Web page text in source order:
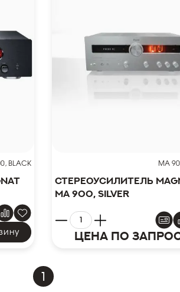
BLACK MA
Стереоусилитель
MA 900, silver
Цена по
1